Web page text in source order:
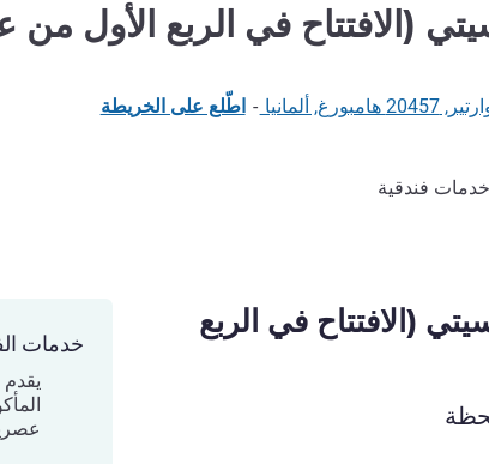
(الافتتاح في الربع الأول من عام
- اطّلع على الخريطة
خدمات فندقية
(الافتتاح في الربع
خدمات